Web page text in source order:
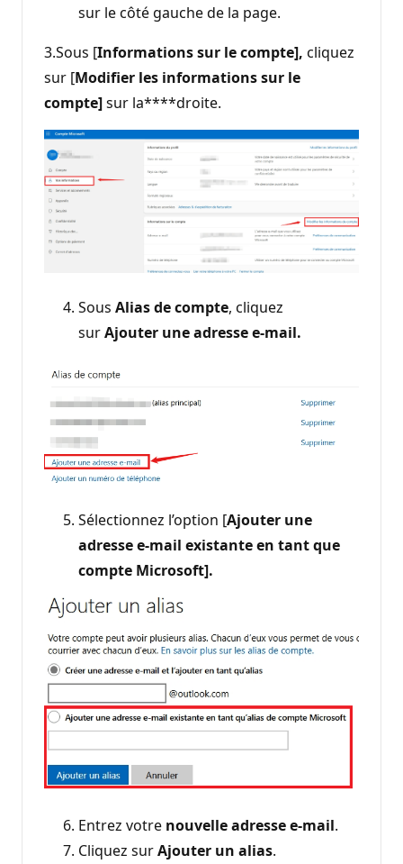
sur le côté gauche de la page.
3.Sous [Informations sur le compte], cliquez
sur [Modifier les informations sur le
compte]sur la****droite.
Sous Alias de compte, cliquez
surAjouter une adresse e-mail.
Sélectionnez l’option [Ajouter une
adresse e-mail existante en tant que
compte Microsoft].
Entrez votre nouvelle adresse e-mail.
Cliquez surAjouter un alias.